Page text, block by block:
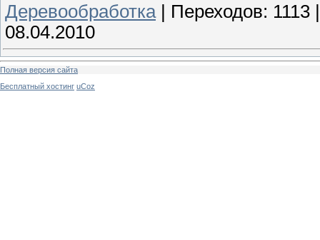
Деревообработка| Переходов: 1113
08.04.2010
Полная версия сайта
Бесплатный хостинг uCoz